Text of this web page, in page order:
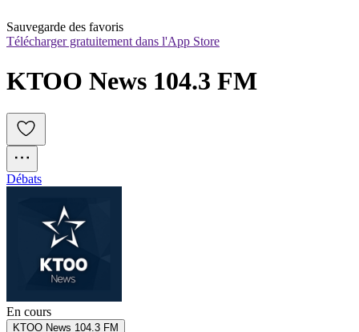
Sauvegarde des favoris
Télécharger gratuitement dans l'App Store
KTOO News 104.3 FM
Débats
En cours
KTOO News 104.3 FM